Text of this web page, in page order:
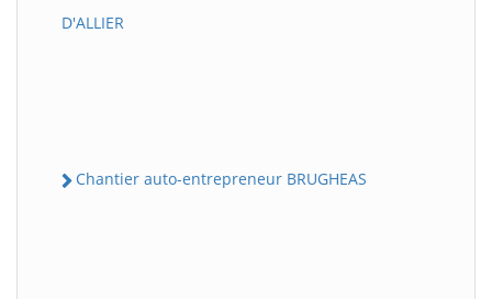
D'ALLIER
Chantier auto-entrepreneur BRUGHEAS